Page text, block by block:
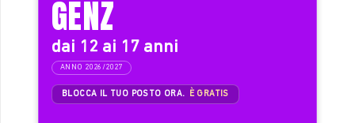
GENZ
dai 12 ai 17 anni
ANNO 2026/2027
BLOCCA IL TUO POSTO ORA. È GRATIS